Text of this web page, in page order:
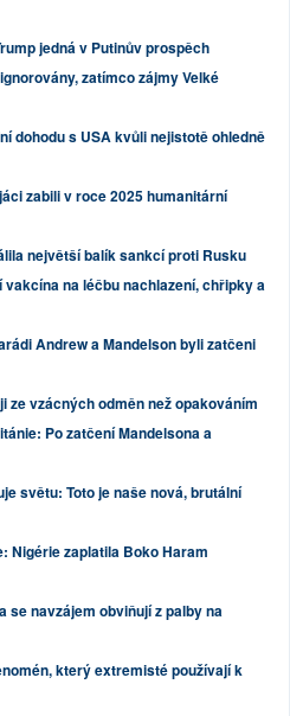
jedná v Putinův prospěch
zatímco zájmy Velké
dohodu s USA kvůli nejistotě ohledně
zabili v roce 2025 humanitární
největší balík sankcí proti Rusku
na léčbu nachlazení, chřipky a
Andrew a Mandelson byli zatčeni
ze vzácných odměn než opakováním
Po zatčení Mandelsona a
světu: Toto je naše nová, brutální
Nigérie zaplatila Boko Haram
se navzájem obviňují z palby na
který extremisté používají k